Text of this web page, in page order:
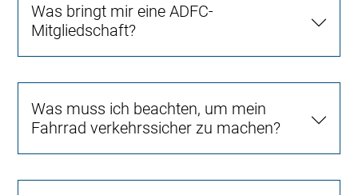
Was bringt mir eine ADFC-
Mitgliedschaft?
Was muss ich beachten, um mein
Fahrrad verkehrssicher zu machen?